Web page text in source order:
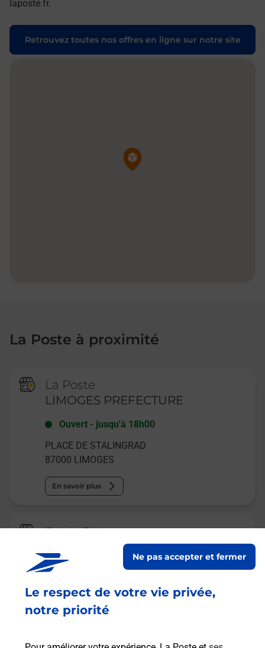
Le respect de votre vie privée,
notre priorité
Ne pas accepter et fermer
laposte.fr.
Retrouvez toutes nos offres en ligne sur notre site
Pin de la carte
La Poste à proximité
La Poste
LIMOGES PREFECTURE
Ouvert - jusqu'à 18h00
PLACE DE STALINGRAD
87000 LIMOGES
En savoir plus
Relais Pickup
CONSIGNE LA POSTE LIMOGES
PRFECTURE
Fermé
PLACE DE STALINGRAD